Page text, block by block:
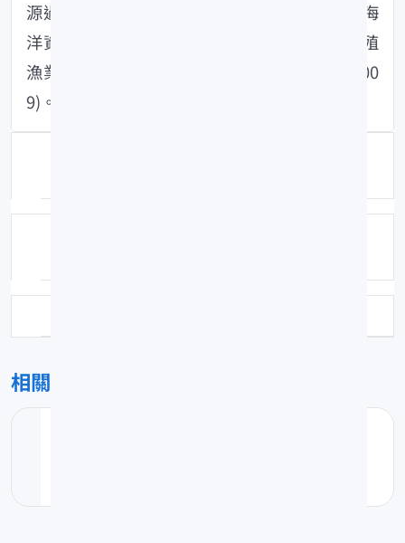
源過度利用等，讓漁業產量面臨瓶頸；也由於海
洋資源枯竭造成捕撈漁獲量逐年遞減，使得養殖
漁業已漸漸成為主要的漁產來源 (楊等人，200
9)。
相關檔案